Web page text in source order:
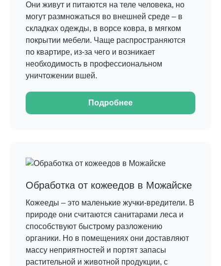
Они живут и питаются на теле человека, но
могут размножаться во внешней среде – в
складках одежды, в ворсе ковра, в мягком
покрытии мебели. Чаще распространяются
по квартире, из-за чего и возникает
необходимость в профессиональном
уничтожении вшей.
Подробнее
Обработка от кожеедов в Можайске
Кожееды – это маленькие жучки-вредители. В
природе они считаются санитарами леса и
способствуют быстрому разложению
органики. Но в помещениях они доставляют
массу неприятностей и портят запасы
растительной и животной продукции, с